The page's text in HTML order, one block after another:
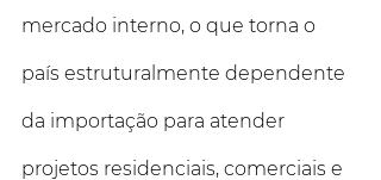
mercado interno, o que torna o
país estruturalmente dependente
da importação para atender
projetos residenciais, comerciais e